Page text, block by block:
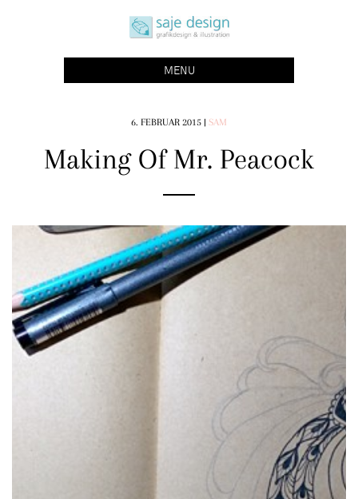
saje design bonn
grafikdesign | buchgestaltung | illustration
MENU
6. FEBRUAR 2015 | SAM
Making Of Mr. Peacock